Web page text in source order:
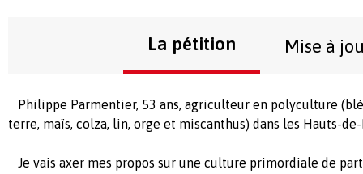
La pétition Mise à
Philippe Parmentier, 53 ans, agriculteur en polyculture
terre, maïs, colza, lin, orge et miscanthus) dans les Hauts-de-
Je vais axer mes propos sur une culture primordiale de